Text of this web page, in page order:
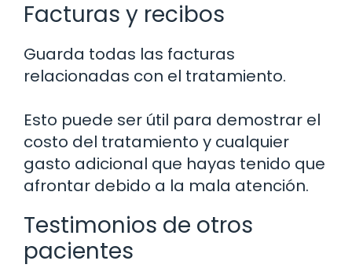
Facturas y recibos
Guarda todas las facturas
relacionadas con el tratamiento.
Esto puede ser útil para demostrar el
costo del tratamiento y cualquier
gasto adicional que hayas tenido que
afrontar debido a la mala atención.
Testimonios de otros
pacientes